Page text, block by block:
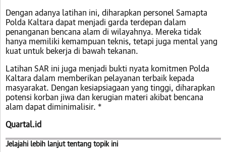
Dengan adanya latihan ini, diharapkan personel Samapta
Polda Kaltara dapat menjadi garda terdepan dalam
penanganan bencana alam di wilayahnya. Mereka tidak
hanya memiliki kemampuan teknis, tetapi juga mental yang
kuat untuk bekerja di bawah tekanan.
Latihan SAR ini juga menjadi bukti nyata komitmen Polda
Kaltara dalam memberikan pelayanan terbaik kepada
masyarakat. Dengan kesiapsiagaan yang tinggi, diharapkan
potensi korban jiwa dan kerugian materi akibat bencana
alam dapat diminimalisir. *
Quartal.id
Jelajahi lebih lanjut tentang topik ini